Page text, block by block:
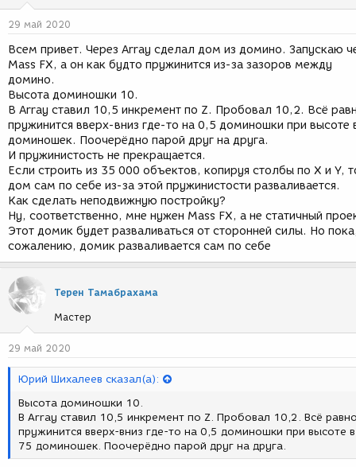
ы
и
я
29 май 2020
Всем привет. Через Array сделал дом из домино. Запускаю
Mass FX, а он как будто пружинится из-за зазоров между
домино.
Высота доминошки 10.
В Array ставил 10,5 инкремент по Z. Пробовал 10,2. Всё
пружинится вверх-вниз где-то на 0,5 доминошки при высоте
доминошек. Поочерёдно парой друг на друга.
И пружинистость не прекращается.
Если строить из 35 000 объектов, копируя столбы по X и Y,
дом сам по себе из-за этой пружинистости разваливается.
Как сделать неподвижную постройку?
Ну, соответственно, мне нужен Mass FX, а не статичный
Этот домик будет разваливаться от сторонней силы. Но
сожалению, домик разваливается сам по себе
Терен Тамабрахама
Мастер
29 май 2020
Юрий Шихалеев сказал(а):
Высота доминошки 10.
В Array ставил 10,5 инкремент по Z. Пробовал 10,2. Всё
пружинится вверх-вниз где-то на 0,5 доминошки при высоте в
75 доминошек. Поочерёдно парой друг на друга.